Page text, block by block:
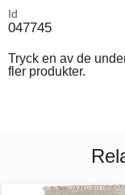
Id
047745
Tryck en av de
fler produkter.